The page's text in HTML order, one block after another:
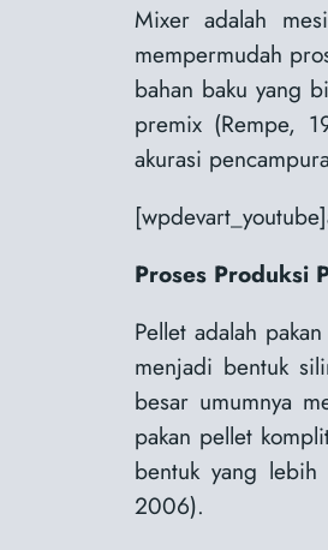
Mixer adalah
mempermudah
bahan baku yang
premix (Rempe,
akurasi
Proses Produksi
Pellet adalah
menjadi bentuk
besar umumnya
pakan pellet
bentuk yang lebih
2006).